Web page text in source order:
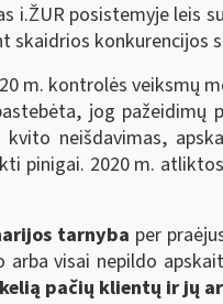
i.ŽUR posistemyje
skaidrios konkurencijos
m. kontrolės veiksmų
jog pažeidimų
neišdavimas,
pinigai. 2020 m.
tarnyba per
arba visai nepildo
pačių klientų ir jų